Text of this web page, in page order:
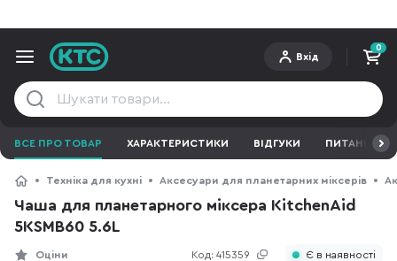
Вхід
0
ВСЕ ПРО ТОВАР ХАРАКТЕРИСТИКИ ВІДГУКИ ПИТАННЯ ТА
Техніка для кухні Аксесуари для планетарних міксерів
Чаша для планетарного міксера KitchenAid
5KSMB60 5.6L
Код: 415359
Оціни Є в наявності